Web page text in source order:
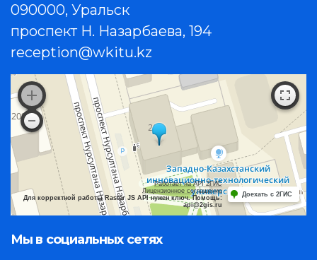
090000, Уральск
проспект Н. Назарбаева, 194
reception@wkitu.kz
Работает на API 2ГИС
Лицензионное соглашение
Для корректной работы Raster JS API нужен ключ. Помощь:
api@2gis.ru
Доехать с 2ГИС
Мы в социальных сетях